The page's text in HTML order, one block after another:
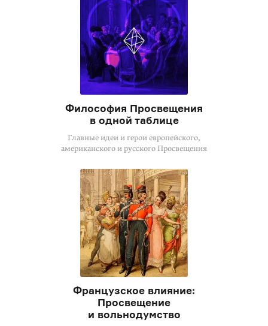
Философия Просвещения
в одной таблице
Главные идеи и герои европейского,
американского и русского Просвещения
Французское влияние:
Просвещение
и вольнодумство